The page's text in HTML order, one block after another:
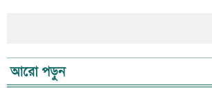
আরো পড়ুন